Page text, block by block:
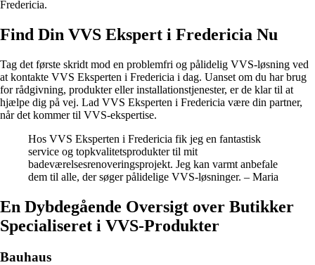
Fredericia.
Find Din VVS Ekspert i Fredericia Nu
Tag det første skridt mod en problemfri og pålidelig VVS-løsning ved
at kontakte VVS Eksperten i Fredericia i dag. Uanset om du har brug
for rådgivning, produkter eller installationstjenester, er de klar til at
hjælpe dig på vej. Lad VVS Eksperten i Fredericia være din partner,
når det kommer til VVS-ekspertise.
Hos VVS Eksperten i Fredericia fik jeg en fantastisk
service og topkvalitetsprodukter til mit
badeværelsesrenoveringsprojekt. Jeg kan varmt anbefale
dem til alle, der søger pålidelige VVS-løsninger. – Maria
En Dybdegående Oversigt over Butikker
Specialiseret i VVS-Produkter
Bauhaus